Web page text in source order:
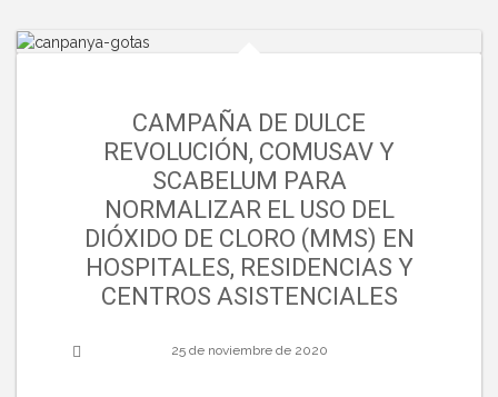
CAMPAÑA DE DULCE
REVOLUCIÓN, COMUSAV Y
SCABELUM PARA
NORMALIZAR EL USO DEL
DIÓXIDO DE CLORO (MMS) EN
HOSPITALES, RESIDENCIAS Y
CENTROS ASISTENCIALES
25 de noviembre de 2020